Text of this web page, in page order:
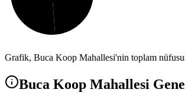
Grafik, Buca Koop Mahallesi'nin toplam
Buca Koop Mahallesi